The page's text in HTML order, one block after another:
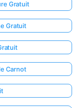
Gratuit
Gratuit
Carnot